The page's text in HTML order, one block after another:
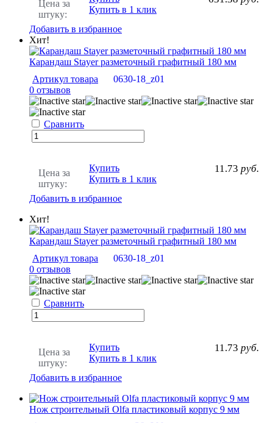
Цена за
штуку:
Купить в 1 клик
Добавить в избранное
Хит!
Карандаш Stayer разметочный графитный 180 мм
Артикул товара
0630-18_z01
0 отзывов
Сравнить
Цена за
штуку:
11.73 руб.
Купить
Купить в 1 клик
Добавить в избранное
Хит!
Карандаш Stayer разметочный графитный 180 мм
Артикул товара
0630-18_z01
0 отзывов
Сравнить
Цена за
штуку:
11.73 руб.
Купить
Купить в 1 клик
Добавить в избранное
Нож строительный Olfa пластиковый корпус 9 мм